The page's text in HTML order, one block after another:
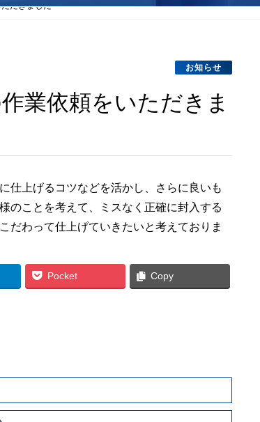
だきました
お知らせ
仕上げるコツなどを活かし、さらに良いも
のことを考えて、ミスなく正確に封入する
だわって仕上げていきたいと考えておりま
Pocket Copy